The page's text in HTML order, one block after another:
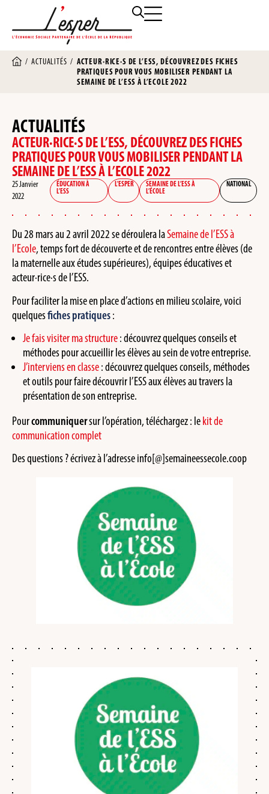
/ACTUALITÉS / ACTEUR·RICE·S DE L’ESS, DÉCOUVREZ DES FICHES
PRATIQUES POUR VOUS MOBILISER PENDANT LA
SEMAINE DE L’ESS À L’ECOLE 2022
ACTUALITÉS
ACTEUR·RICE·S DE L’ESS, DÉCOUVREZ DES FICHES
PRATIQUES POUR VOUS MOBILISER PENDANT LA
SEMAINE DE L’ESS À L’ECOLE 2022
25 Janvier
2022
ÉDUCATION À
L’ESS
L'ESPER
SEMAINE DE L’ESS À
L’ÉCOLE
NATIONAL
Du 28 mars au 2 avril 2022 se déroulera laSemaine de l’ESS à
l’Ecole, temps fort de découverte et de rencontres entre élèves (de
la maternelle aux études supérieures), équipes éducatives et
acteur·rice·s de l’ESS.
Pour faciliter la mise en place d’actions en milieu scolaire, voici
quelquesfiches pratiques:
Je fais visiter ma structure:découvrez quelques conseils et
méthodes pour accueillir les élèves au sein de votre entreprise.
J’interviens en classe: découvrez quelques conseils, méthodes
et outils pour faire découvrir l’ESS aux élèves au travers la
présentation de son entreprise.
Pourcommuniquersur l’opération, téléchargez : lekit de
communication complet
Des questions ? écrivez à l’adresse info[@]semaineessecole.coop